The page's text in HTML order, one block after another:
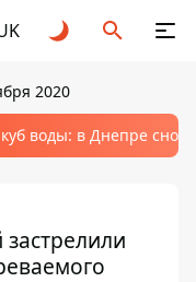
2020
воды: в Днепре